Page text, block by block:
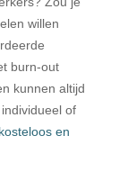
willen
burn-out
kunnen altijd
of
en